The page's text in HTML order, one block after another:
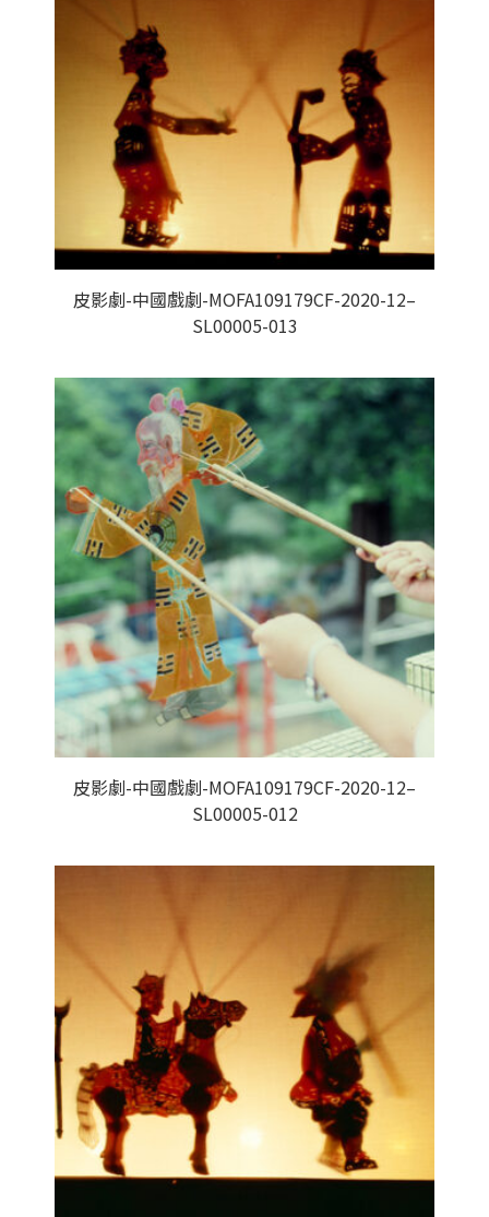
皮影劇-中國戲劇-MOFA109179CF-2020-12–
SL00005-013
皮影劇-中國戲劇-MOFA109179CF-2020-12–
SL00005-012